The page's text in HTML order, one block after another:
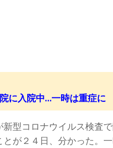
に入院中…一時は重症に
型コロナウイルス検査で
が２４日、分かった。